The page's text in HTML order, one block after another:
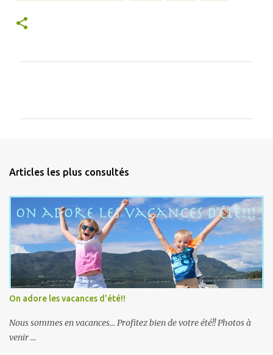
n
a
i
e
s
Articles les plus consultés
On adore les vacances d'été!!
Nous sommes en vacances... Profitez bien de votre été!! Photos à
venir ...